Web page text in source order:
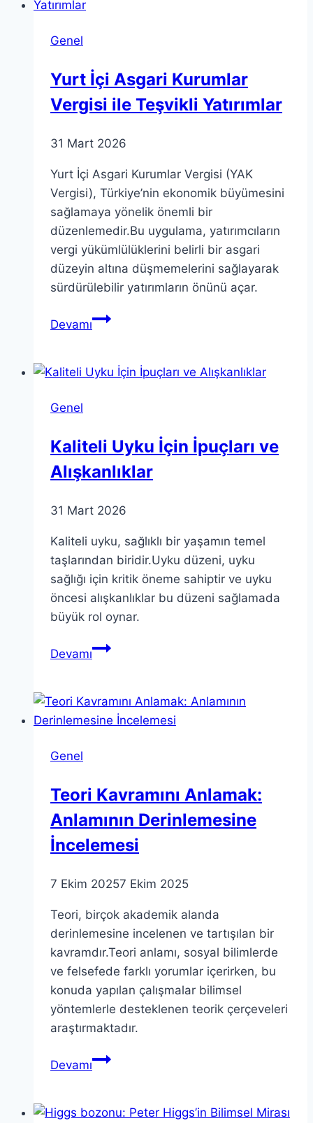
Genel
Yurt İçi Asgari Kurumlar
Vergisi ile Teşvikli Yatırımlar
31 Mart 2026
Yurt İçi Asgari Kurumlar Vergisi (YAK
Vergisi), Türkiye’nin ekonomik büyümesini
sağlamaya yönelik önemli bir
düzenlemedir.Bu uygulama, yatırımcıların
vergi yükümlülüklerini belirli bir asgari
düzeyin altına düşmemelerini sağlayarak
sürdürülebilir yatırımların önünü açar.
DevamıYurt
Kurumlar
Yatırımlar
Genel
Kaliteli Uyku İçin İpuçları ve
Alışkanlıklar
31 Mart 2026
Kaliteli uyku, sağlıklı bir yaşamın temel
taşlarından biridir.Uyku düzeni, uyku
sağlığı için kritik öneme sahiptir ve uyku
öncesi alışkanlıklar bu düzeni sağlamada
büyük rol oynar.
DevamıKaliteli
İpuçları
ve
Genel
Teori Kavramını Anlamak:
Anlamının Derinlemesine
İncelemesi
7 Ekim 20257 Ekim 2025
Teori, birçok akademik alanda
derinlemesine incelenen ve tartışılan bir
kavramdır.Teori anlamı, sosyal bilimlerde
ve felsefede farklı yorumlar içerirken, bu
konuda yapılan çalışmalar bilimsel
yöntemlerle desteklenen teorik çerçeveleri
araştırmaktadır.
DevamıTeori
Anlamının